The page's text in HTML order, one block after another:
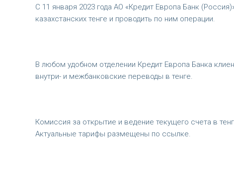
С 11 января 2023 года АО «Кредит Европа Банк
казахстанских тенге и проводить по ним операции.
В любом удобном отделении Кредит Европа Банка
внутри- и межбанковские переводы в тенге.
Комиссия за открытие и ведение текущего счета в
Актуальные тарифы размещены по ссылке.